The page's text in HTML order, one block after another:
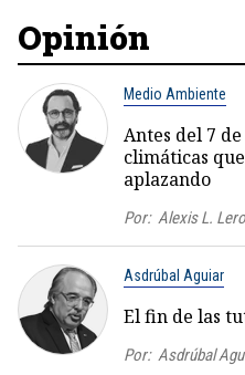
Opinión
Medio Ambiente
Antes del 7
climáticas
aplazando
Por: Alexis L.
Asdrúbal Aguiar
El fin de las
Por: Asdrúbal